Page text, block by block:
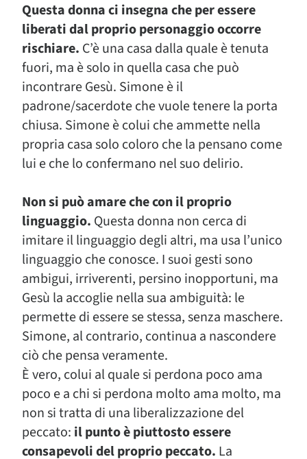
Questa donna ci insegna che per essere
liberati dal proprio personaggio occorre
rischiare. C’è una casa dalla quale è tenuta
fuori, ma è solo in quella casa che può
incontrare Gesù. Simone è il
padrone/sacerdote che vuole tenere la porta
chiusa. Simone è colui che ammette nella
propria casa solo coloro che la pensano come
lui e che lo confermano nel suo delirio.
Non si può amare che con il proprio
linguaggio. Questa donna non cerca di
imitare il linguaggio degli altri, ma usa l’unico
linguaggio che conosce. I suoi gesti sono
ambigui, irriverenti, persino inopportuni, ma
Gesù la accoglie nella sua ambiguità: le
permette di essere se stessa, senza maschere.
Simone, al contrario, continua a nascondere
ciò che pensa veramente.
È vero, colui al quale si perdona poco ama
poco e a chi si perdona molto ama molto, ma
non si tratta di una liberalizzazione del
peccato: il punto è piuttosto essere
consapevoli del proprio peccato. La